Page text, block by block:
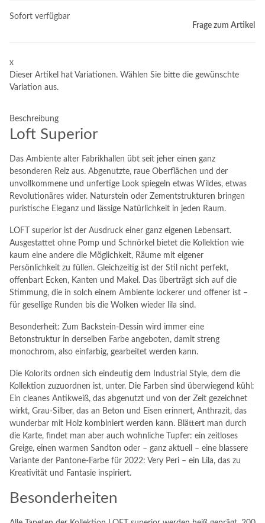
Sofort verfügbar
Frage zum Artikel
x
Dieser Artikel hat Variationen. Wählen Sie bitte die gewünschte
Variation aus.
Beschreibung
Loft Superior
Das Ambiente alter Fabrikhallen übt seit jeher einen ganz
besonderen Reiz aus. Abgenutzte, raue Oberflächen und der
unvollkommene und unfertige Look spiegeln etwas Wildes, etwas
Revolutionäres wider. Naturstein oder Zementstrukturen bringen
puristische Eleganz und lässige Natürlichkeit in jeden Raum.
LOFT superior ist der Ausdruck einer ganz eigenen Lebensart.
Ausgestattet ohne Pomp und Schnörkel bietet die Kollektion wie
kaum eine andere die Möglichkeit, Räume mit eigener
Persönlichkeit zu füllen. Gleichzeitig ist der Stil nicht perfekt,
offenbart Ecken, Kanten und Makel. Das überträgt sich auf die
Stimmung, die in solch einem Ambiente lockerer und offener ist –
für gesellige Runden bis die Wolken wieder lila sind.
Besonderheit: Zum Backstein-Dessin wird immer eine
Betonstruktur in derselben Farbe angeboten, damit streng
monochrom, also einfarbig, gearbeitet werden kann.
Die Kolorits ordnen sich eindeutig dem Industrial Style, dem die
Kollektion zuzuordnen ist, unter. Die Farben sind überwiegend kühl:
Ein cleanes Antikweiß, das abgenutzt und von der Zeit gezeichnet
wirkt, Grau-Silber, das an Beton und Eisen erinnert, Anthrazit, das
wunderbar mit Holz kombiniert werden kann. Blättert man durch
die Karte, findet man aber auch wohnliche Tupfer: ein zeitloses
Greige, einen warmen Sandton oder – ganz aktuell – eine blassere
Variante der Pantone-Farbe für 2022: Very Peri – ein Lila, das zu
Kreativität und Fantasie inspiriert.
Besonderheiten